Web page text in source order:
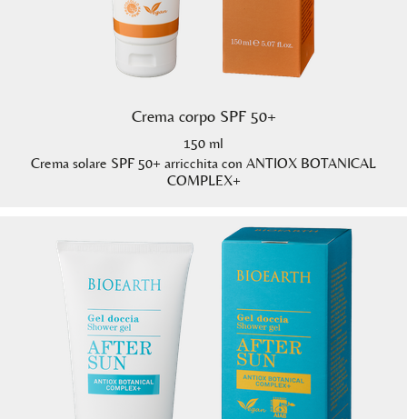
Crema corpo SPF 50+
150 ml
Crema solare SPF 50+ arricchita con ANTIOX BOTANICAL
COMPLEX+